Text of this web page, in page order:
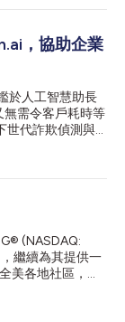
執行長 Victor S.
質價值。憑藉深
CSG 在協助我們
體驗方面，扮演
CSG
複雜的企業需
多雲端、資料與
品組合鞏固數位
，協助企業
於人工智慧助長
需令客戶耗時等
世代詐欺偵測與
失，同時大幅降
裁Saurabh
提供一套可不斷
趨高明的威脅之
為客戶提供智慧
(NASDAQ:
繼續為其提供一
美各地社區，從